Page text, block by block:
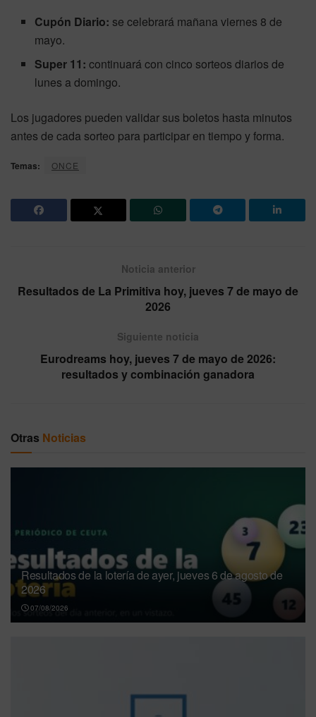
Cupón Diario: se celebrará mañana viernes 8 de
mayo.
Super 11: continuará con cinco sorteos diarios de
lunes a domingo.
Los jugadores pueden validar sus boletos hasta minutos
antes de cada sorteo para participar en tiempo y forma.
Temas: ONCE
Noticia anterior
Resultados de La Primitiva hoy, jueves 7 de mayo de
2026
Siguiente noticia
Eurodreams hoy, jueves 7 de mayo de 2026:
resultados y combinación ganadora
Otras Noticias
Resultados de la lotería de ayer, jueves 6 de agosto de
2026
07/08/2026